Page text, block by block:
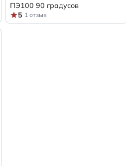
ПЭ100 90 градусов
5 1 отзыв